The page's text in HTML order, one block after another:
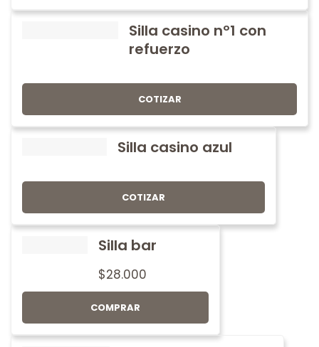
Silla casino nº1 con
refuerzo
COTIZAR
Silla casino azul
COTIZAR
Silla bar
$28.000
COMPRAR